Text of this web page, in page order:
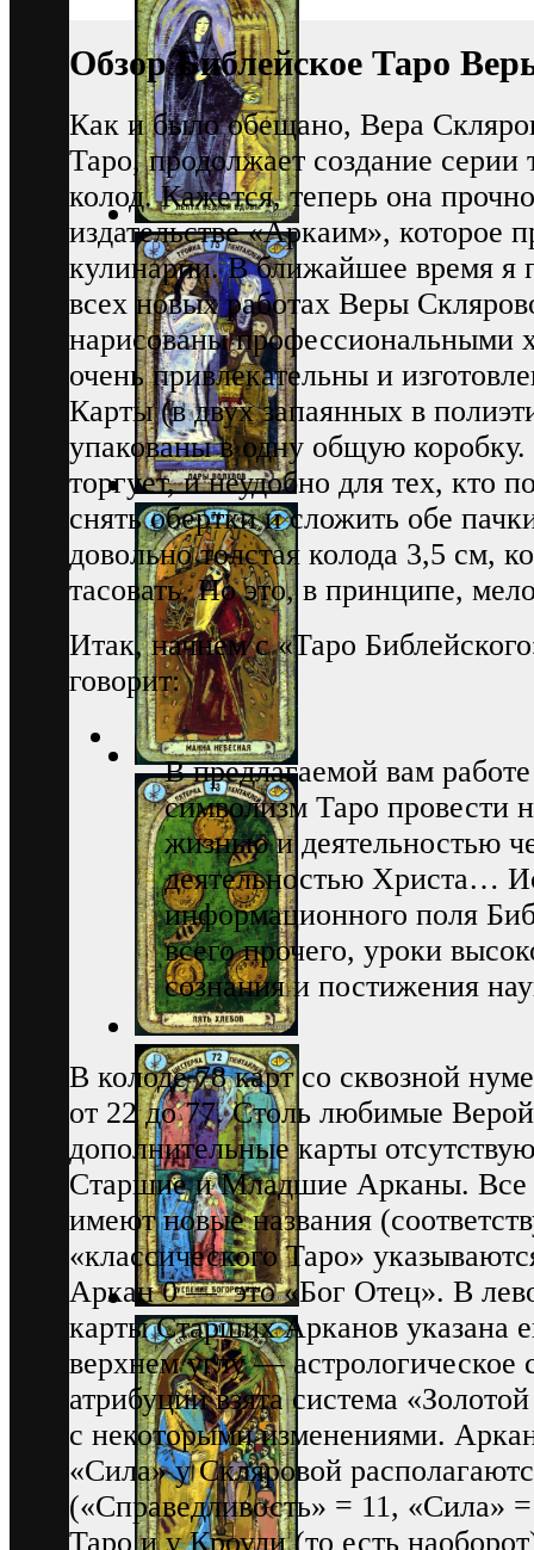
Обзор Библейское Таро
Как и было обещано, Вера
Таро, продолжает создание серии
колод. Кажется, теперь она
издательстве «Аркаим», которое
кулинарии. В ближайшее время я
всех новых работах Веры
нарисованы профессиональными
очень привлекательны и
Карты (в двух запаянных в
упакованы в одну общую коробку.
торгует, и неудобно для тех, кто
снять обертки и сложить обе
довольно толстая колода 3,5 см,
тасовать. Но это, в принципе,
Итак, начнем с «Таро
говорит:
В предлагаемой вам
символизм Таро провести
жизнью и деятельностью
деятельностью Христа…
информационного поля
всего прочего, уроки
сознания и постижения
В колоде 78 карт со сквозной
от 22 до 77. Столь любимые
дополнительные карты
Старшие и Младшие Арканы.
имеют новые названия
«классического Таро»
Аркан 0 — это «Бог Отец». В
карты Старших Арканов указана
верхнем углу — астрологическое
атрибуции взята система
с некоторыми изменениями.
«Сила» у Скляровой
(«Справедливость» = 11, «Сила»
Таро и у Кроули (то есть